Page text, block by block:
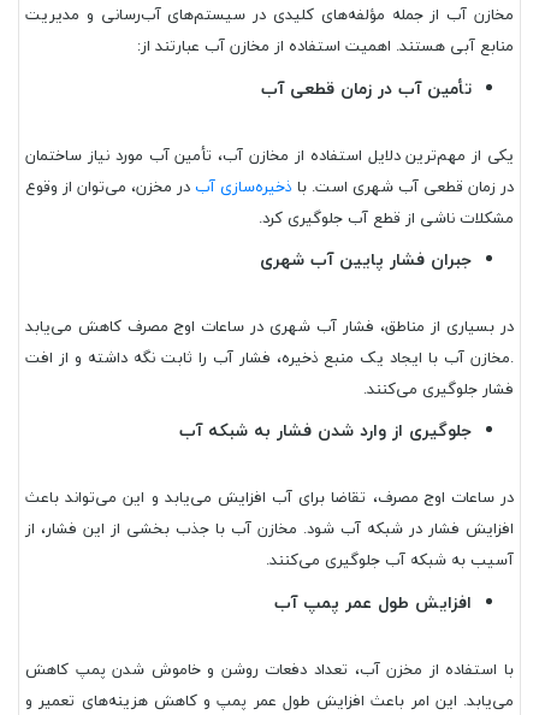
مخازن آب از جمله مؤلفه‌های کلیدی در سیستم‌های آب‌رسانی و مدیریت
منابع آبی هستند. اهمیت استفاده از مخازن آب عبارتند از:
تأمین آب در زمان قطعی آب
یکی از مهم‌ترین دلایل استفاده از مخازن آب، تأمین آب مورد نیاز ساختمان
در زمان قطعی آب شهری است. با ذخیره‌سازی آبدر مخزن، می‌توان از وقوع
مشکلات ناشی از قطع آب جلوگیری کرد.
جبران فشار پایین آب شهری
در بسیاری از مناطق، فشار آب شهری در ساعات اوج مصرف کاهش می‌یابد
.مخازن آب با ایجاد یک منبع ذخیره، فشار آب را ثابت نگه داشته و از افت
فشار جلوگیری می‌کنند.
جلوگیری از وارد شدن فشار به شبکه آب
در ساعات اوج مصرف، تقاضا برای آب افزایش می‌یابد و این می‌تواند باعث
افزایش فشار در شبکه آب شود. مخازن آب با جذب بخشی از این فشار، از
آسیب به شبکه آب جلوگیری می‌کنند.
افزایش طول عمر پمپ آب
با استفاده از مخزن آب، تعداد دفعات روشن و خاموش شدن پمپ کاهش
می‌یابد. این امر باعث افزایش طول عمر پمپ و کاهش هزینه‌های تعمیر و